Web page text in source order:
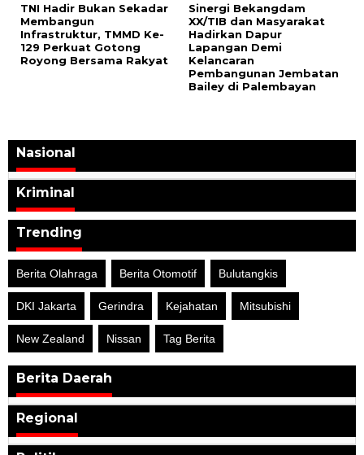
TNI Hadir Bukan Sekadar
Membangun
Infrastruktur, TMMD Ke-
129 Perkuat Gotong
Royong Bersama Rakyat
Sinergi Bekangdam
XX/TIB dan Masyarakat
Hadirkan Dapur
Lapangan Demi
Kelancaran
Pembangunan Jembatan
Bailey di Palembayan
Nasional
Kriminal
Trending
Berita Olahraga Berita Otomotif Bulutangkis
DKI Jakarta Gerindra Kejahatan Mitsubishi
New Zealand Nissan Tag Berita
Berita Daerah
Regional